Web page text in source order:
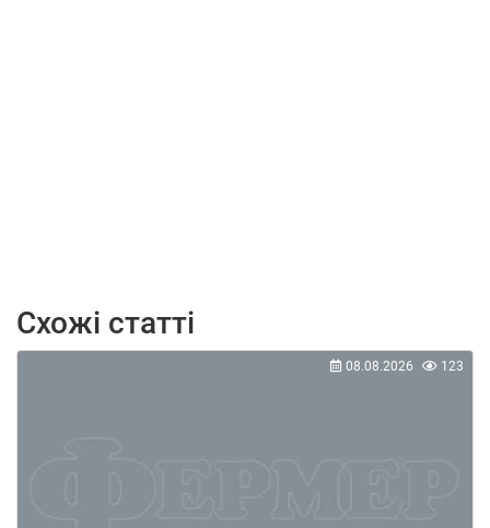
Схожі статті
08.08.2026 123